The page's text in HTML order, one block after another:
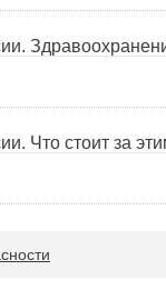
Что стоит за